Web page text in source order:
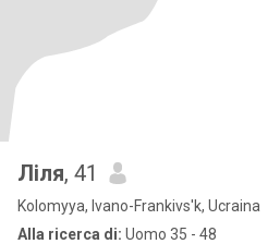
Ліля, 41
Kolomyya, Ivano-Frankivs'k, Ucraina
Alla ricerca di: Uomo 35 - 48